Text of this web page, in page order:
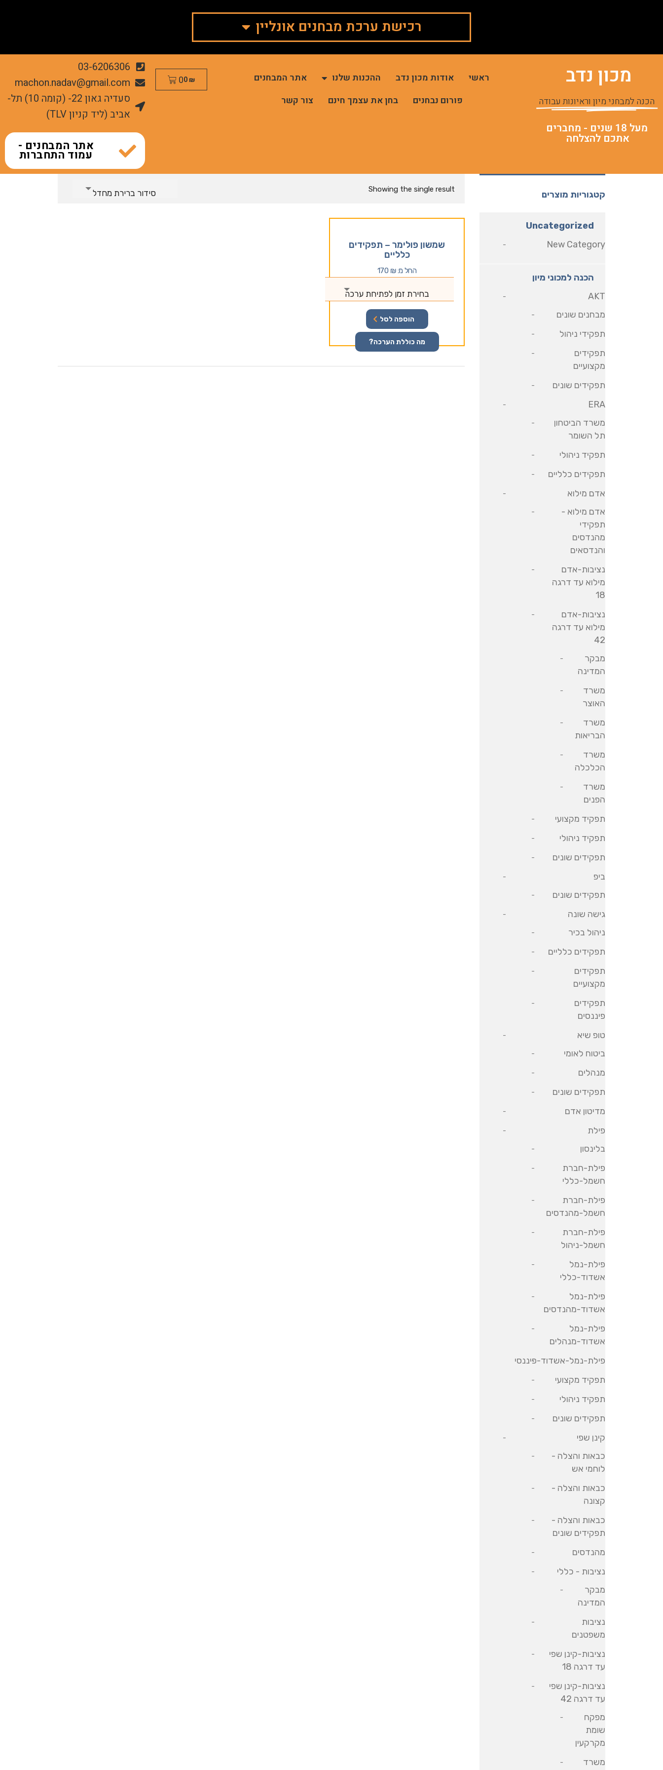
רכישת ערכת מבחנים אונליין
מכון נדב
הכנה למבחני מיון וראיונות עבודה
מעל 18 שנים - מחברים
אתכם להצלחה
ראשי אודות מכון נדב ההכנות שלנו
אתר המבחנים
פורום נבחנים
בחן את עצמך חינם צור קשר
0₪
0
03-6206306
machon.nadav@gmail.com
סעדיה גאון 22- (קומה 10) תל-
אביב (ליד קניון TLV)
אתר המבחנים -
עמוד התחברות
Showing the single result סידור ברירת מחדל
שמשון פולימר – תפקידים
כלליים
החל מ: 170 ₪
בחירת זמן לפתיחת ערכה
הוספה לסל
מה כוללת הערכה?
קטגוריות מוצרים
Uncategorized
New Category
הכנה למכוני מיון
AKT
מבחנים שונים
תפקידי ניהול
תפקידים
מקצועיים
תפקידים שונים
ERA
משרד הביטחון
תל השומר
תפקיד ניהולי
תפקידים כלליים
אדם מילוא
אדם מילוא -
תפקידי
מהנדסים
והנדסאים
נציבות-אדם
מילוא עד דרגה
18
נציבות-אדם
מילוא עד דרגה
42
מבקר
המדינה
משרד
האוצר
משרד
הבריאות
משרד
הכלכלה
משרד
הפנים
תפקיד מקצועי
תפקיד ניהולי
תפקידים שונים
ביפ
תפקידים שונים
גישה שונה
ניהול בכיר
תפקידים כלליים
תפקידים
מקצועיים
תפקידים
פיננסים
טופ שיא
ביטוח לאומי
מנהלים
תפקידים שונים
מדיטון אדם
פילת
בלינסון
פילת-חברת
חשמל-כללי
פילת-חברת
חשמל-מהנדסים
פילת-חברת
חשמל-ניהול
פילת-נמל
אשדוד-כללי
פילת-נמל
אשדוד-מהנדסים
פילת-נמל
אשדוד-מנהלים
פילת-נמל-אשדוד-פיננסי
תפקיד מקצועי
תפקיד ניהולי
תפקידים שונים
קינן שפי
כבאות והצלה -
לוחמי אש
כבאות והצלה -
קצונה
כבאות והצלה -
תפקידים שונים
מהנדסים
נציבות - כללי
מבקר
המדינה
נציבות
משפטנים
נציבות-קינן שפי
עד דרגה 18
נציבות-קינן שפי
עד דרגה 42
מפקח
שומת
מקרקעין
משרד